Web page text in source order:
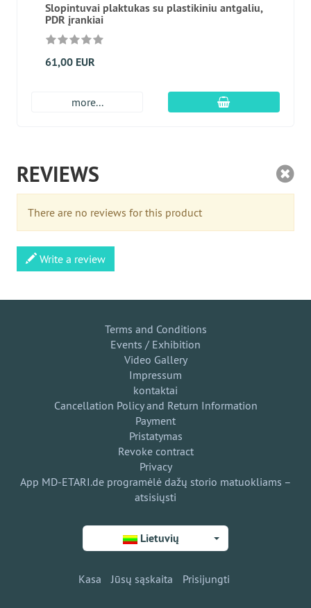
Slopintuvai plaktukas su plastikiniu antgaliu,
PDR įrankiai
61,00 EUR
more... Įdėti į krepšį
REVIEWS
There are no reviews for this product
Write a review
Terms and Conditions
Events / Exhibition
Video Gallery
Impressum
kontaktai
Cancellation Policy and Return Information
Payment
Pristatymas
Revoke contract
Privacy
App MD-ETARI.de programėlė dažų storio matuokliams –
atsisiųsti
Lietuvių
Kasa Jūsų sąskaita Prisijungti